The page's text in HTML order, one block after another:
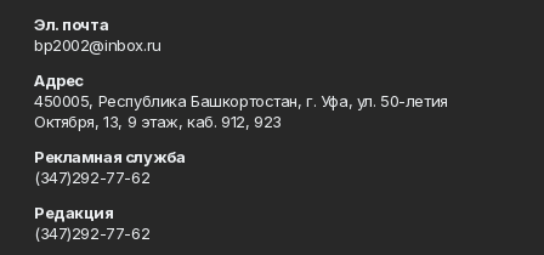
Эл. почта
bp2002@inbox.ru
Адрес
450005, Республика Башкортостан, г. Уфа, ул. 50-летия
Октября, 13, 9 этаж, каб. 912, 923
Рекламная служба
(347)292-77-62
Редакция
(347)292-77-62